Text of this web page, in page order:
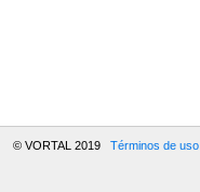
© VORTAL 2019 Términos de uso